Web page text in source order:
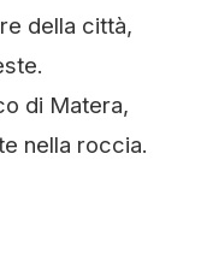
della città,
di Matera,
nella roccia.